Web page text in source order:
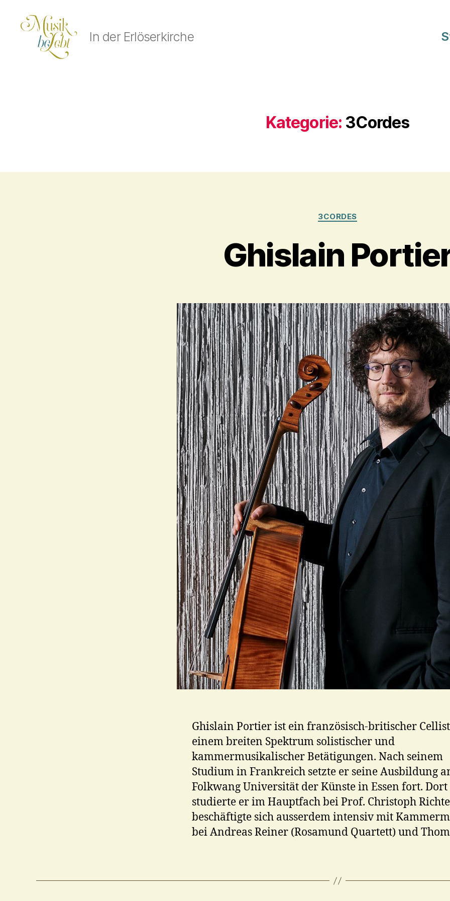
In der Erlöserkirche
Kategorie: 3Cordes
Kategorien
3CORDES
Ghislain
Ghislain Portier ist ein französisch-britischer
einem breiten Spektrum solistischer und
kammermusikalischer Betätigungen. Nach seinem
Studium in Frankreich setzte er seine Ausbildung
Folkwang Universität der Künste in Essen fort. Dort
studierte er im Hauptfach bei Prof. Christoph
beschäftigte sich ausserdem intensiv mit
bei Andreas Reiner (Rosamund Quartett) und